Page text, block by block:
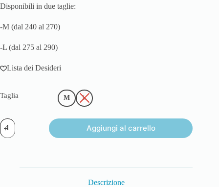
Disponibili in due taglie:
-M (dal 240 al 270)
-L (dal 275 al 290)
Lista dei Desideri
Taglia M L
Aggiungi al carrello
Descrizione